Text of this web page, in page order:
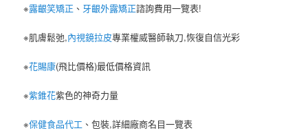
※露齦笑矯正 、 牙齦外露矯正諮詢費用一覽表!
※肌膚鬆弛,內視鏡拉皮專業權威醫師執刀,恢復自信光彩
※花賜康(飛比價格)最低價格資訊
※紫錐花紫色的神奇力量
※保健食品代工 、包裝,詳細廠商名目一覽表